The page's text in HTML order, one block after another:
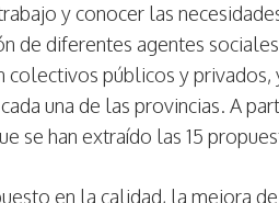
y conocer las
de diferentes agentes
colectivos públicos y
una de las provincias. A
se han extraído las 15
en la calidad, la mejora